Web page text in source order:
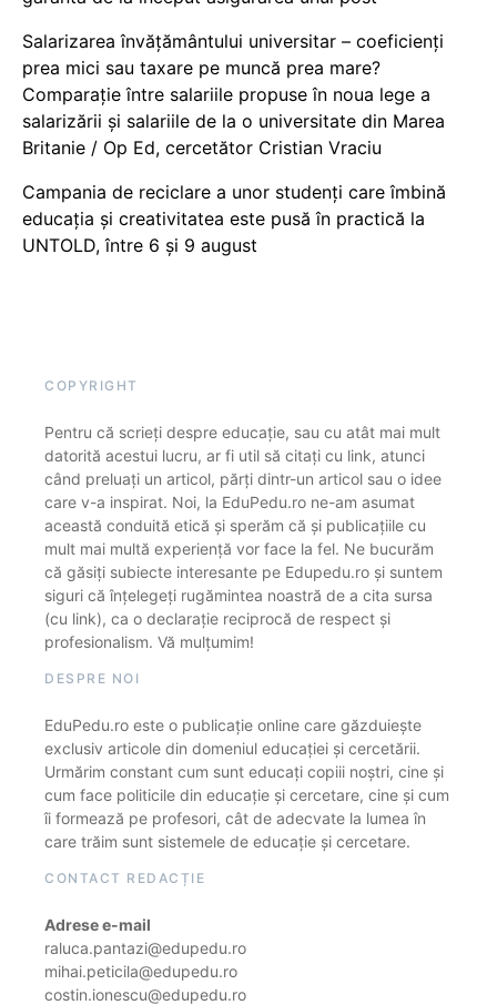
Salarizarea învățământului universitar – coeficienți
prea mici sau taxare pe muncă prea mare?
Comparație între salariile propuse în noua lege a
salarizării și salariile de la o universitate din Marea
Britanie / Op Ed, cercetător Cristian Vraciu
Campania de reciclare a unor studenți care îmbină
educația și creativitatea este pusă în practică la
UNTOLD, între 6 și 9 august
COPYRIGHT
Pentru că scrieți despre educație, sau cu atât mai mult
datorită acestui lucru, ar fi util să citați cu link, atunci
când preluați un articol, părți dintr-un articol sau o idee
care v-a inspirat. Noi, la EduPedu.ro ne-am asumat
această conduită etică și sperăm că și publicațiile cu
mult mai multă experiență vor face la fel. Ne bucurăm
că găsiți subiecte interesante pe Edupedu.ro și suntem
siguri că înțelegeți rugămintea noastră de a cita sursa
(cu link), ca o declarație reciprocă de respect și
profesionalism. Vă mulțumim!
DESPRE NOI
EduPedu.ro este o publicație online care găzduiește
exclusiv articole din domeniul educației și cercetării.
Urmărim constant cum sunt educați copiii noștri, cine și
cum face politicile din educație și cercetare, cine și cum
îi formează pe profesori, cât de adecvate la lumea în
care trăim sunt sistemele de educație și cercetare.
CONTACT REDACȚIE
Adrese e-mail
raluca.pantazi@edupedu.ro
mihai.peticila@edupedu.ro
costin.ionescu@edupedu.ro